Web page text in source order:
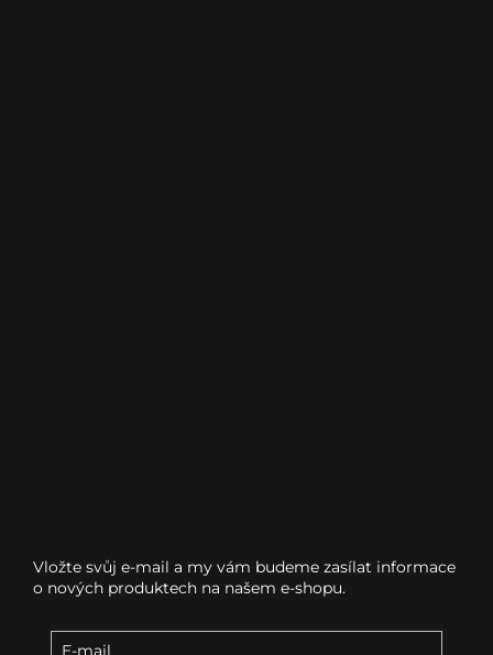
Vložte svůj e-mail a my vám budeme zasílat informace
o nových produktech na našem e-shopu.
E-mail